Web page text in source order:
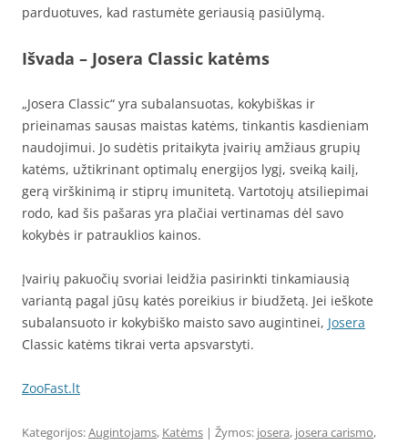
parduotuves, kad rastumėte geriausią pasiūlymą.
Išvada – Josera Classic katėms
„Josera Classic“ yra subalansuotas, kokybiškas ir
prieinamas sausas maistas katėms, tinkantis kasdieniam
naudojimui. Jo sudėtis pritaikyta įvairių amžiaus grupių
katėms, užtikrinant optimalų energijos lygį, sveiką kailį,
gerą virškinimą ir stiprų imunitetą. Vartotojų atsiliepimai
rodo, kad šis pašaras yra plačiai vertinamas dėl savo
kokybės ir patrauklios kainos.
Įvairių pakuočių svoriai leidžia pasirinkti tinkamiausią
variantą pagal jūsų katės poreikius ir biudžetą. Jei ieškote
subalansuoto ir kokybiško maisto savo augintinei, Josera
Classic katėms tikrai verta apsvarstyti.
ZooFast.lt
Kategorijos:Augintojams, Katėms | Žymos: josera, josera carismo,